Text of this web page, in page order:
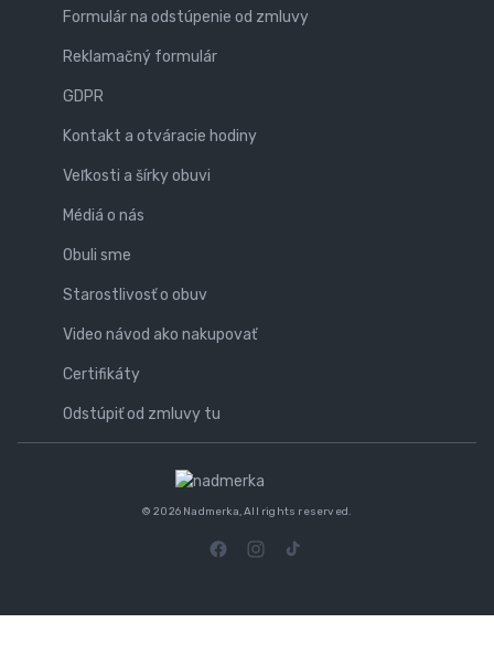
Formulár na odstúpenie od zmluvy
Reklamačný formulár
GDPR
Kontakt a otváracie hodiny
Veľkosti a šírky obuvi
Médiá o nás
Obuli sme
Starostlivosť o obuv
Video návod ako nakupovať
Certifikáty
Odstúpiť od zmluvy tu
© 2026 Nadmerka, All rights reserved.